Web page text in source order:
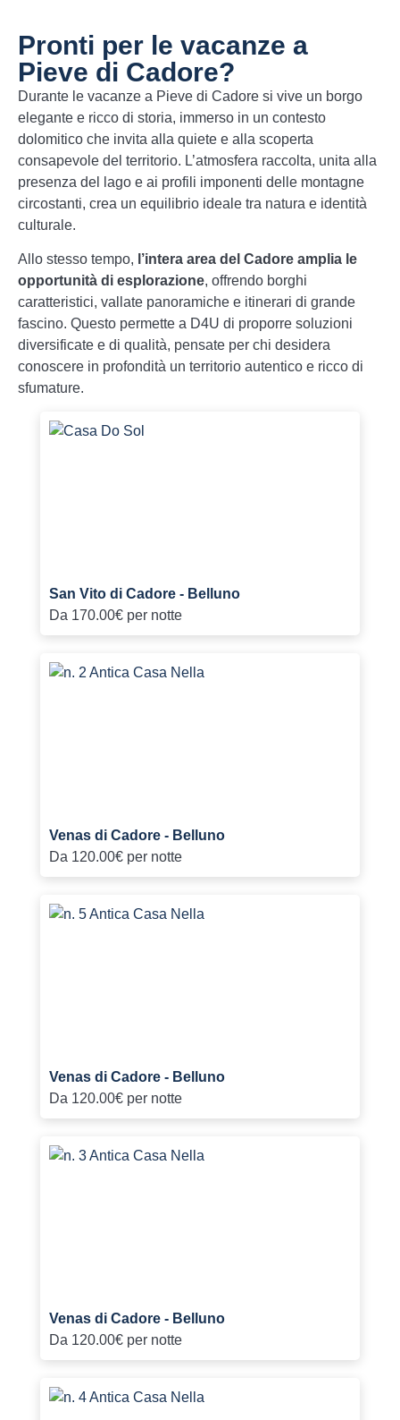
Pronti per le vacanze a
Pieve di Cadore?
Durante le vacanze a Pieve di Cadore si vive un borgo
elegante e ricco di storia, immerso in un contesto
dolomitico che invita alla quiete e alla scoperta
consapevole del territorio. L’atmosfera raccolta, unita alla
presenza del lago e ai profili imponenti delle montagne
circostanti, crea un equilibrio ideale tra natura e identità
culturale.
Allo stesso tempo, l’intera area del Cadore amplia le
opportunità di esplorazione, offrendo borghi
caratteristici, vallate panoramiche e itinerari di grande
fascino. Questo permette a D4U di proporre soluzioni
diversificate e di qualità, pensate per chi desidera
conoscere in profondità un territorio autentico e ricco di
sfumature.
San Vito di Cadore - Belluno
Da 170.00€ per notte
Venas di Cadore - Belluno
Da 120.00€ per notte
Venas di Cadore - Belluno
Da 120.00€ per notte
Venas di Cadore - Belluno
Da 120.00€ per notte